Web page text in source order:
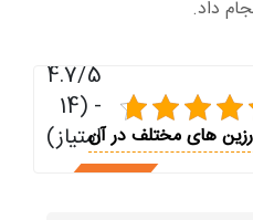
داد.
های مختلف در آن
4.7/5
- (14
امتیاز)